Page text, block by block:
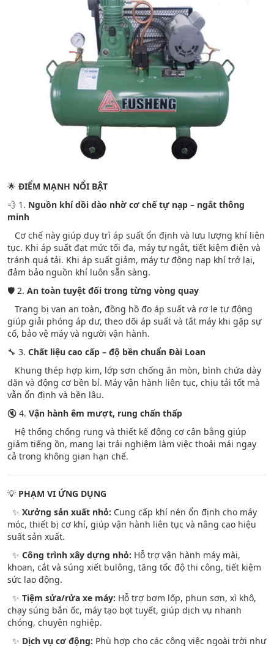
🌟 ĐIỂM MẠNH NỔI BẬT
💨 1. Nguồn khí dồi dào nhờ cơ chế tự nạp – ngắt thông
minh
Cơ chế này giúp duy trì áp suất ổn định và lưu lượng khí liên
tục. Khi áp suất đạt mức tối đa, máy tự ngắt, tiết kiệm điện và
tránh quá tải. Khi áp suất giảm, máy tự động nạp khí trở lại,
đảm bảo nguồn khí luôn sẵn sàng.
🛡 2. An toàn tuyệt đối trong từng vòng quay
Trang bị van an toàn, đồng hồ đo áp suất và rơ le tự động
giúp giải phóng áp dư, theo dõi áp suất và tắt máy khi gặp sự
cố, bảo vệ máy và người vận hành.
🔧 3. Chất liệu cao cấp – độ bền chuẩn Đài Loan
Khung thép hợp kim, lớp sơn chống ăn mòn, bình chứa dày
dặn và động cơ bền bỉ. Máy vận hành liên tục, chịu tải tốt mà
vẫn ổn định và bền lâu.
🔇 4. Vận hành êm mượt, rung chấn thấp
Hệ thống chống rung và thiết kế động cơ cân bằng giúp
giảm tiếng ồn, mang lại trải nghiệm làm việc thoải mái ngay
cả trong không gian hạn chế.
💡 PHẠM VI ỨNG DỤNG
✨ Xưởng sản xuất nhỏ: Cung cấp khí nén ổn định cho máy
móc, thiết bị cơ khí, giúp vận hành liên tục và nâng cao hiệu
suất sản xuất.
✨ Công trình xây dựng nhỏ: Hỗ trợ vận hành máy mài,
khoan, cắt và súng xiết bulông, tăng tốc độ thi công, tiết kiệm
sức lao động.
✨ Tiệm sửa/rửa xe máy: Hỗ trợ bơm lốp, phun sơn, xì khô,
chạy súng bắn ốc, máy tạo bọt tuyết, giúp dịch vụ nhanh
chóng, chuyên nghiệp.
✨ Dịch vụ cơ động: Phù hợp cho các công việc ngoài trời như